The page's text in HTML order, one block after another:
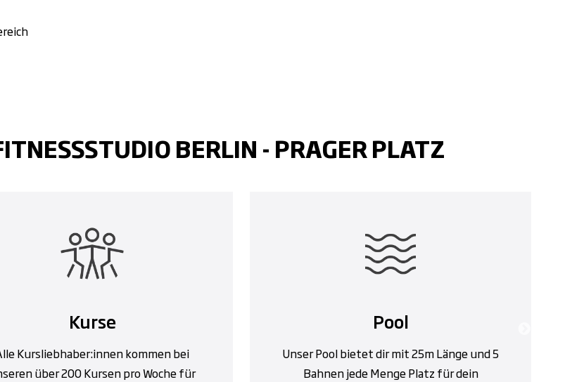
BERLIN - PRAGER PLATZ
Kurse
Kursliebhaber:innen kommen bei
über 200 Kursen pro Woche für
Pool
Unser Pool bietet dir mit 25m Länge und 5
Bahnen jede Menge Platz für dein